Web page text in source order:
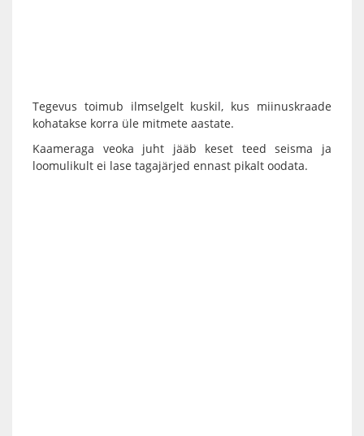
Tegevus toimub ilmselgelt kuskil, kus miinuskraade
kohatakse korra üle mitmete aastate.
Kaameraga veoka juht jääb keset teed seisma ja
loomulikult ei lase tagajärjed ennast pikalt oodata.